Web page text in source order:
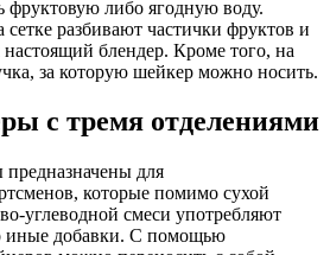
фруктовую либо ягодную воду.
разбивают частички фруктов и
настоящий блендер. Кроме того, на
за которую шейкер можно носить.
с тремя отделениями
для
которые помимо сухой
углеводной смеси употребляют
иные добавки. С помощью